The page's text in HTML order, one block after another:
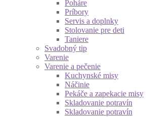
Poháre
Príbory
Servis a doplnky
Stolovanie pre deti
Taniere
Svadobný tip
Varenie
Varenie a pečenie
Kuchynské misy
Náčinie
Pekáče a zapekacie misy
Skladovanie potravín
Skladovanie potravín